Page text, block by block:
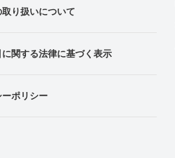
り扱いについて
関する法律に基づく表示
ポリシー